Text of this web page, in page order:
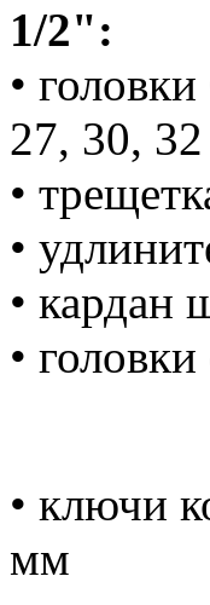
1/2":
•
27, 30,
•
•
• кардан
•
• ключи
мм